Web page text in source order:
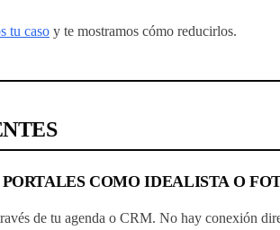
tu caso y te mostramos cómo reducirlos.
COMO IDEALISTA O
de tu agenda o CRM. No hay conexión